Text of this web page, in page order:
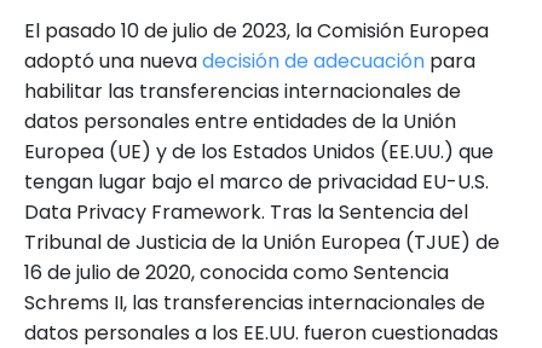
El pasado 10 de julio de 2023, la Comisión Europea
adoptó una nuevadecisión de adecuación para
habilitar las transferencias internacionales de
datos personales entre entidades de la Unión
Europea (UE) y de los Estados Unidos (EE.UU.) que
tengan lugar bajo el marco de privacidad EU-U.S.
Data Privacy Framework. Tras la Sentencia del
Tribunal de Justicia de la Unión Europea (TJUE) de
16 de julio de 2020, conocida como Sentencia
Schrems II, las transferencias internacionales de
datos personales a los EE.UU. fueron cuestionadas